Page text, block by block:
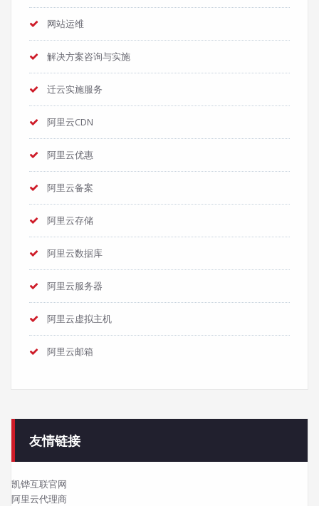
网站运维
解决方案咨询与实施
迁云实施服务
阿里云CDN
阿里云优惠
阿里云备案
阿里云存储
阿里云数据库
阿里云服务器
阿里云虚拟主机
阿里云邮箱
友情链接
凯铧互联官网
阿里云代理商